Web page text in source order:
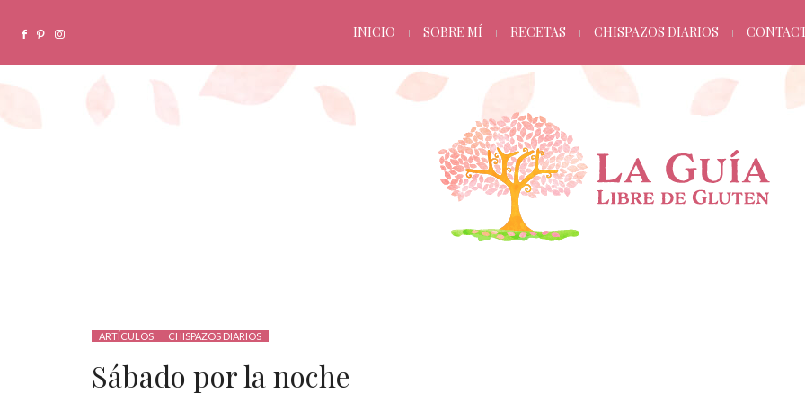
INICIO SOBRE MÍ RECETAS CHISPAZOS DIARIOS
ARTÍCULOS CHISPAZOS DIARIOS
Sábado por la noche